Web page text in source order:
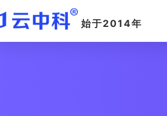
始于2014年